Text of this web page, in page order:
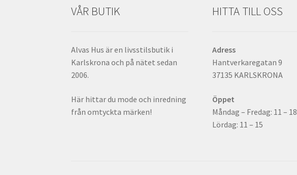
VÅR BUTIK
Alvas Hus är en livsstilsbutik i
Karlskrona och på nätet sedan
2006.
Här hittar du mode och inredning
från omtyckta märken!
HITTA TILL OSS
Adress
Hantverkaregatan 9
37135 KARLSKRONA
Öppet
Måndag – Fredag: 11 – 18
Lördag: 11 – 15